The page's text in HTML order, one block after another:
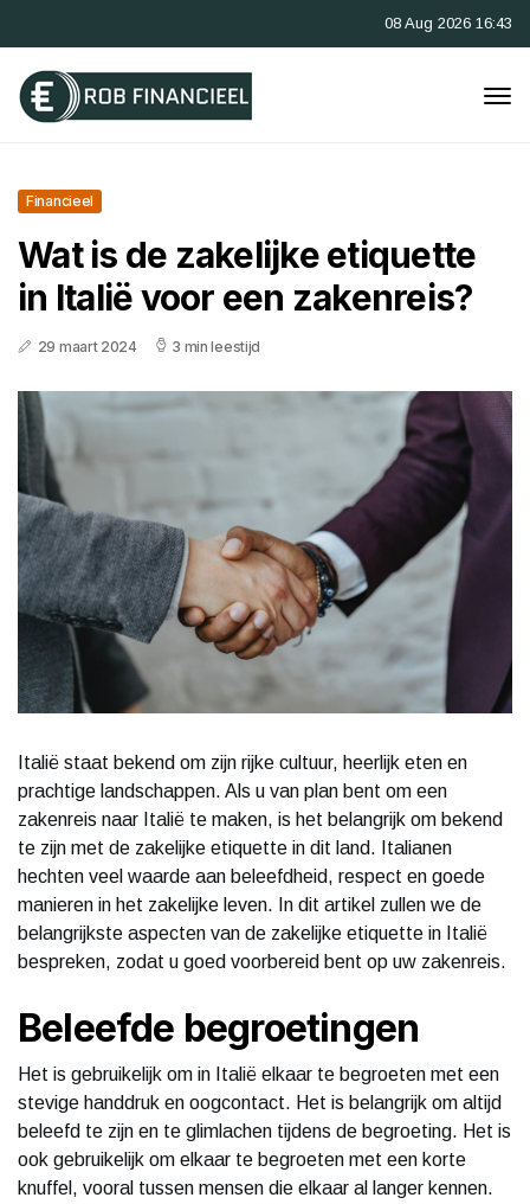
08 Aug 2026 16:43
Financieel
Wat is de zakelijke etiquette
in Italië voor een zakenreis?
29 maart 2024 3 min leestijd
Italië staat bekend om zijn rijke cultuur, heerlijk eten en
prachtige landschappen. Als u van plan bent om een
zakenreis naar Italië te maken, is het belangrijk om bekend
te zijn met de zakelijke etiquette in dit land. Italianen
hechten veel waarde aan beleefdheid, respect en goede
manieren in het zakelijke leven. In dit artikel zullen we de
belangrijkste aspecten van de zakelijke etiquette in Italië
bespreken, zodat u goed voorbereid bent op uw zakenreis.
Beleefde begroetingen
Het is gebruikelijk om in Italië elkaar te begroeten met een
stevige handdruk en oogcontact. Het is belangrijk om altijd
beleefd te zijn en te glimlachen tijdens de begroeting. Het is
ook gebruikelijk om elkaar te begroeten met een korte
knuffel, vooral tussen mensen die elkaar al langer kennen.